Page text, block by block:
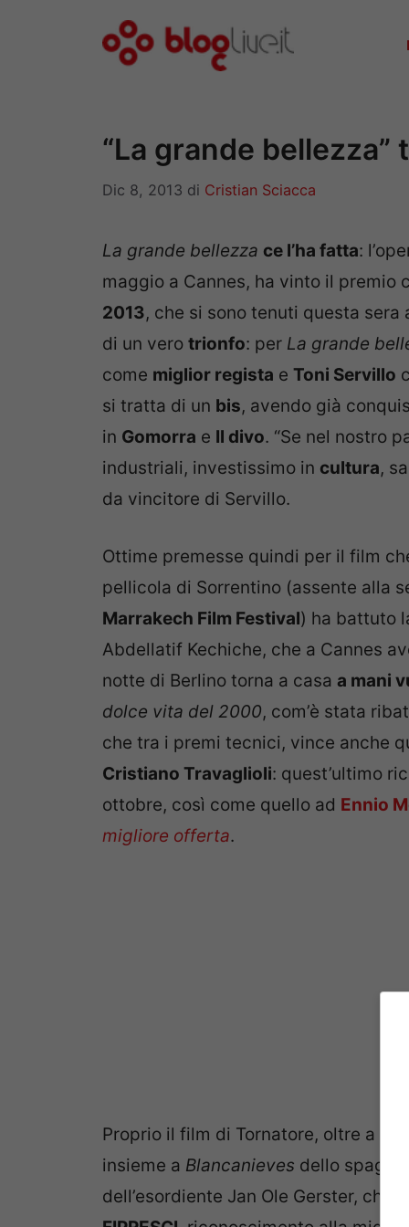
“La grande bellezza”
Dic 8, 2013 di Cristian Sciacca
La grande bellezza ce l’ha fatta:
maggio a Cannes, ha vinto il premio
2013, che si sono tenuti questa sera
di un vero trionfo: per La grande
come miglior regista e Toni Servillo
si tratta di un bis, avendo già
in Gomorra e Il divo. “Se nel nostro
industriali, investissimo in cultura,
da vincitore di Servillo.
Ottime premesse quindi per il film
pellicola di Sorrentino (assente alla
Marrakech Film Festival) ha battuto
Abdellatif Kechiche, che a Cannes
notte di Berlino torna a casa a mani
dolce vita del 2000, com’è stata
che tra i premi tecnici, vince anche
Cristiano Travaglioli: quest’ultimo
ottobre, così come quello ad Ennio
migliore offerta.
Proprio il film di Tornatore, oltre a
insieme a Blancanieves dello
dell’esordiente Jan Ole Gerster, che